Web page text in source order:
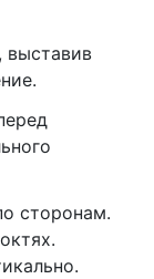
выставив
сторонам.